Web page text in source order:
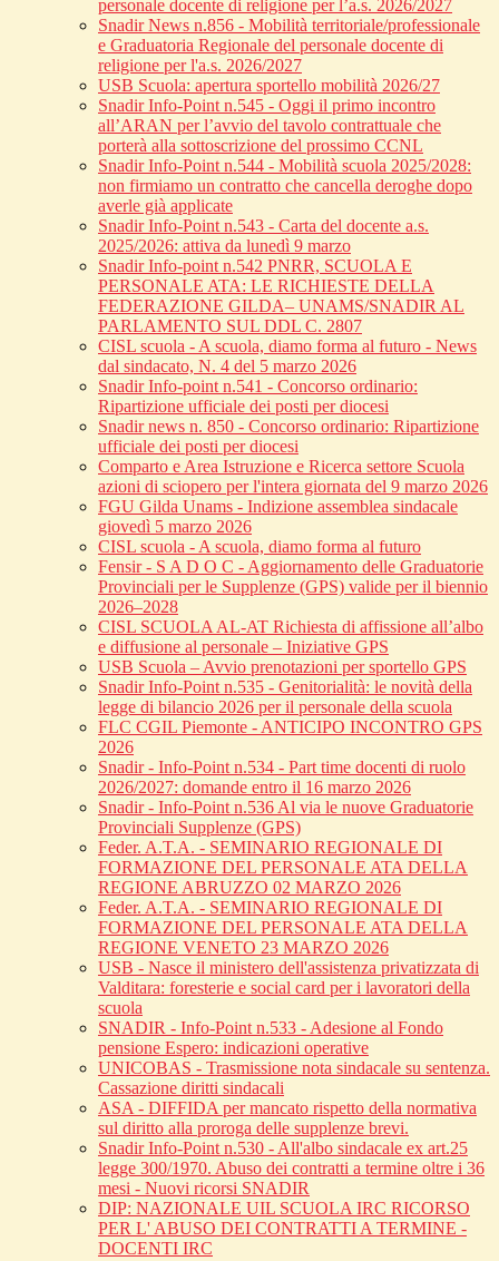
personale docente di religione per l’a.s. 2026/2027
Snadir News n.856 - Mobilità territoriale/professionale
e Graduatoria Regionale del personale docente di
religione per l'a.s. 2026/2027
USB Scuola: apertura sportello mobilità 2026/27
Snadir Info-Point n.545 - Oggi il primo incontro
all’ARAN per l’avvio del tavolo contrattuale che
porterà alla sottoscrizione del prossimo CCNL
Snadir Info-Point n.544 - Mobilità scuola 2025/2028:
non firmiamo un contratto che cancella deroghe dopo
averle già applicate
Snadir Info-Point n.543 - Carta del docente a.s.
2025/2026: attiva da lunedì 9 marzo
Snadir Info-point n.542 PNRR, SCUOLA E
PERSONALE ATA: LE RICHIESTE DELLA
FEDERAZIONE GILDA– UNAMS/SNADIR AL
PARLAMENTO SUL DDL C. 2807
CISL scuola - A scuola, diamo forma al futuro - News
dal sindacato, N. 4 del 5 marzo 2026
Snadir Info-point n.541 - Concorso ordinario:
Ripartizione ufficiale dei posti per diocesi
Snadir news n. 850 - Concorso ordinario: Ripartizione
ufficiale dei posti per diocesi
Comparto e Area Istruzione e Ricerca settore Scuola
azioni di sciopero per l'intera giornata del 9 marzo 2026
FGU Gilda Unams - Indizione assemblea sindacale
giovedì 5 marzo 2026
CISL scuola - A scuola, diamo forma al futuro
Fensir - S A D O C - Aggiornamento delle Graduatorie
Provinciali per le Supplenze (GPS) valide per il biennio
2026–2028
CISL SCUOLA AL-AT Richiesta di affissione all’albo
e diffusione al personale – Iniziative GPS
USB Scuola – Avvio prenotazioni per sportello GPS
Snadir Info-Point n.535 - Genitorialità: le novità della
legge di bilancio 2026 per il personale della scuola
FLC CGIL Piemonte - ANTICIPO INCONTRO GPS
2026
Snadir - Info-Point n.534 - Part time docenti di ruolo
2026/2027: domande entro il 16 marzo 2026
Snadir - Info-Point n.536 Al via le nuove Graduatorie
Provinciali Supplenze (GPS)
Feder. A.T.A. - SEMINARIO REGIONALE DI
FORMAZIONE DEL PERSONALE ATA DELLA
REGIONE ABRUZZO 02 MARZO 2026
Feder. A.T.A. - SEMINARIO REGIONALE DI
FORMAZIONE DEL PERSONALE ATA DELLA
REGIONE VENETO 23 MARZO 2026
USB - Nasce il ministero dell'assistenza privatizzata di
Valditara: foresterie e social card per i lavoratori della
scuola
SNADIR - Info-Point n.533 - Adesione al Fondo
pensione Espero: indicazioni operative
UNICOBAS - Trasmissione nota sindacale su sentenza.
Cassazione diritti sindacali
ASA - DIFFIDA per mancato rispetto della normativa
sul diritto alla proroga delle supplenze brevi.
Snadir Info-Point n.530 - All'albo sindacale ex art.25
legge 300/1970. Abuso dei contratti a termine oltre i 36
mesi - Nuovi ricorsi SNADIR
DIP: NAZIONALE UIL SCUOLA IRC RICORSO
PER L' ABUSO DEI CONTRATTI A TERMINE -
DOCENTI IRC